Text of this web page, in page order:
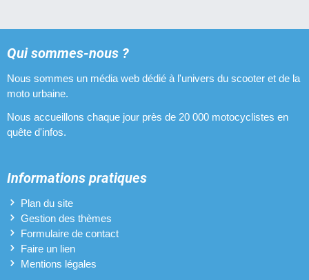
Qui sommes-nous ?
Nous sommes un média web dédié à l'univers du scooter et de la
moto urbaine.
Nous accueillons chaque jour près de 20 000 motocyclistes en
quête d'infos.
Informations pratiques
Plan du site
Gestion des thèmes
Formulaire de contact
Faire un lien
Mentions légales